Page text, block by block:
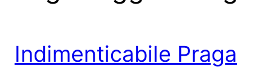
Indimenticabile Praga